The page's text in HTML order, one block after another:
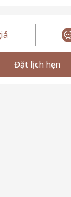
Đặt lịch hẹn